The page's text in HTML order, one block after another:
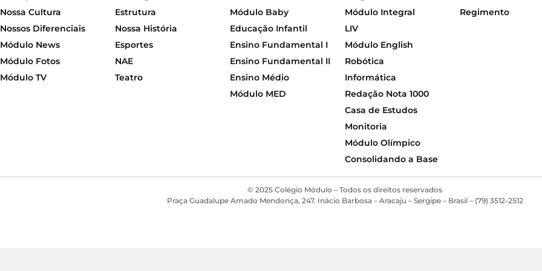
Nossa Cultura
Nossos Diferenciais
Módulo News
Módulo Fotos
Módulo TV
Estrutura
Nossa História
Esportes
NAE
Teatro
Módulo Baby
Educação Infantil
Ensino Fundamental I
Ensino Fundamental II
Ensino Médio
Módulo MED
Módulo Integral
LIV
Módulo English
Robótica
Informática
Redação Nota 1000
Casa de Estudos
Monitoria
Módulo Olímpico
Consolidando a Base
Regimento
© 2025 Colégio Módulo – Todos os direitos reservados
Praça Guadalupe Amado Mendonça, 247. Inácio Barbosa – Aracaju – Sergipe – Brasil – (79) 3512-2512